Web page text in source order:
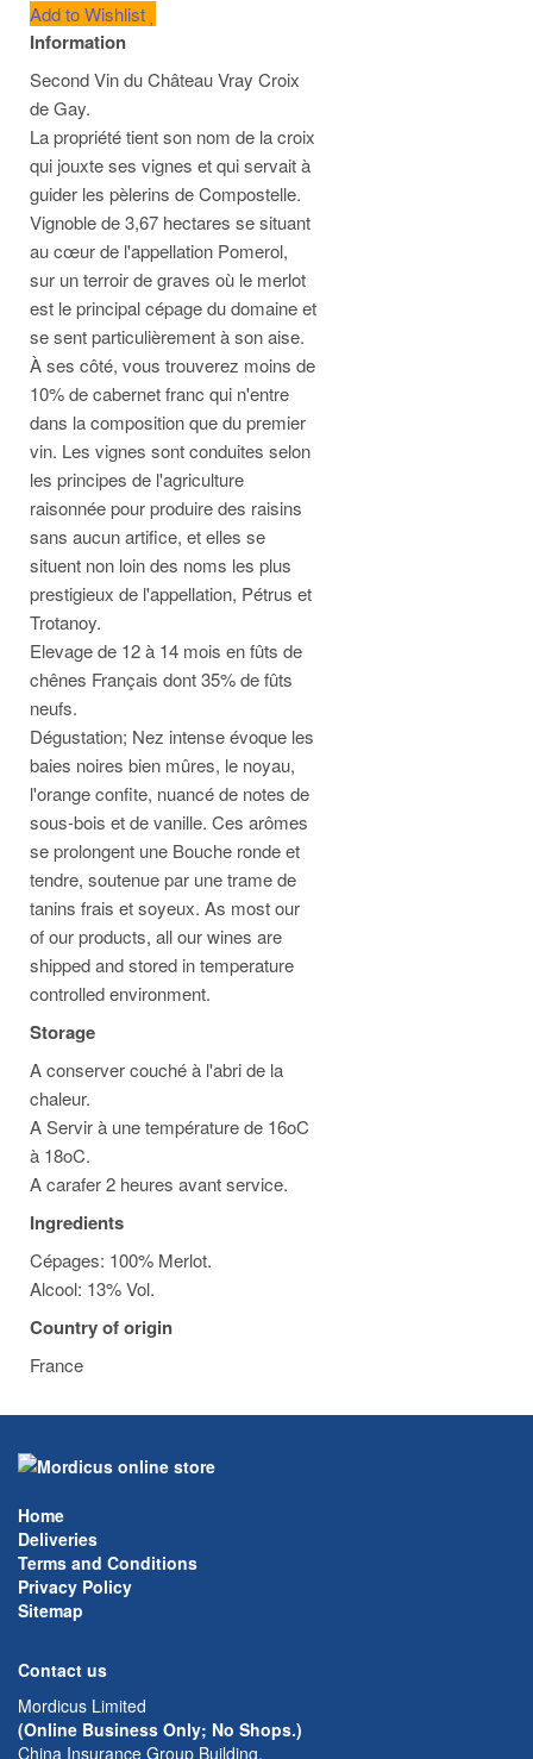
Add to Wishlist
Information
Second Vin du Château Vray Croix
de Gay.
La propriété tient son nom de la croix
qui jouxte ses vignes et qui servait à
guider les pèlerins de Compostelle.
Vignoble de 3,67 hectares se situant
au cœur de l'appellation Pomerol,
sur un terroir de graves où le merlot
est le principal cépage du domaine et
se sent particulièrement à son aise.
À ses côté, vous trouverez moins de
10% de cabernet franc qui n'entre
dans la composition que du premier
vin. Les vignes sont conduites selon
les principes de l'agriculture
raisonnée pour produire des raisins
sans aucun artifice, et elles se
situent non loin des noms les plus
prestigieux de l'appellation, Pétrus et
Trotanoy.
Elevage de 12 à 14 mois en fûts de
chênes Français dont 35% de fûts
neufs.
Dégustation; Nez intense évoque les
baies noires bien mûres, le noyau,
l'orange confite, nuancé de notes de
sous-bois et de vanille. Ces arômes
se prolongent une Bouche ronde et
tendre, soutenue par une trame de
tanins frais et soyeux. As most our
of our products, all our wines are
shipped and stored in temperature
controlled environment.
Storage
A conserver couché à l'abri de la
chaleur.
A Servir à une température de 16oC
à 18oC.
A carafer 2 heures avant service.
Ingredients
Cépages: 100% Merlot.
Alcool: 13% Vol.
Country of origin
France
Home
Deliveries
Terms and Conditions
Privacy Policy
Sitemap
Contact us
Mordicus Limited
(Online Business Only; No Shops.)
China Insurance Group Building,